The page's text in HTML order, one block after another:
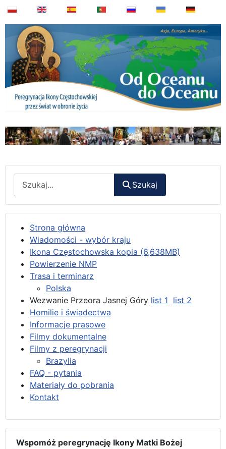
Szukaj
Strona główna
Wiadomości - wybór kraju
Ikona Częstochowska kopia (6,638MB)
Powierzenie NMP
Trasa i terminarz
Polska
Wezwanie Przeora Jasnej Góry list 1 list 2
Homilie i świadectwa
Informacje prasowe
Filmy dokumentalne
Filmy z peregrynacji
Brazylia
FAQ - pytania
Materiały do pobrania
Kontakt
Wspomóż peregrynację Ikony Matki Bożej